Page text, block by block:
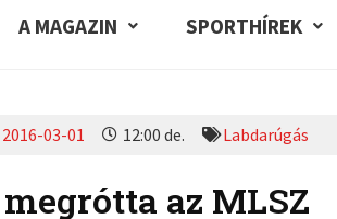
A MAGAZIN SPORTHÍREK
2016-03-01 12:00 de. Labdarúgás
az MLSZ